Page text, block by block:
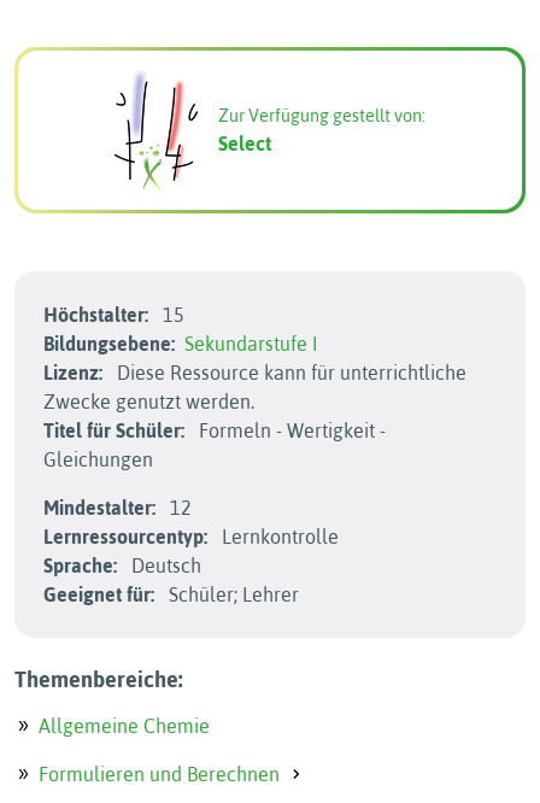
Zur Verfügung gestellt von:
Select
Höchstalter:
15
Bildungsebene: Sekundarstufe I
Lizenz:
Diese Ressource kann für unterrichtliche
Zwecke genutzt werden.
Titel für Schüler:
Formeln - Wertigkeit -
Gleichungen
Mindestalter:
12
Lernressourcentyp:
Lernkontrolle
Sprache:
Deutsch
Geeignet für:
Schüler; Lehrer
Themenbereiche:
Allgemeine Chemie
Formulieren und Berechnen